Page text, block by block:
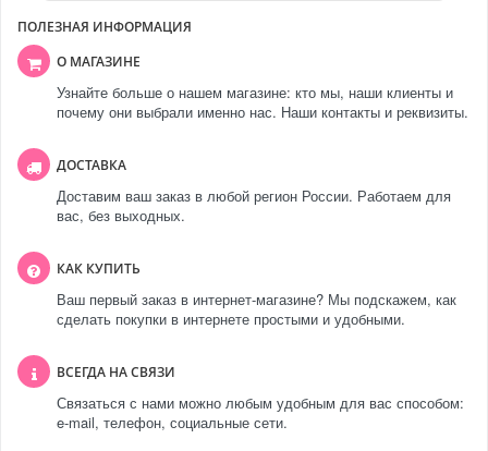
ПОЛЕЗНАЯ ИНФОРМАЦИЯ
О МАГАЗИНЕ
Узнайте больше о нашем магазине: кто мы, наши клиенты и
почему они выбрали именно нас. Наши контакты и реквизиты.
ДОСТАВКА
Доставим ваш заказ в любой регион России. Работаем для
вас, без выходных.
КАК КУПИТЬ
Ваш первый заказ в интернет-магазине? Мы подскажем, как
сделать покупки в интернете простыми и удобными.
ВСЕГДА НА СВЯЗИ
Связаться с нами можно любым удобным для вас способом:
e-mail, телефон, социальные сети.